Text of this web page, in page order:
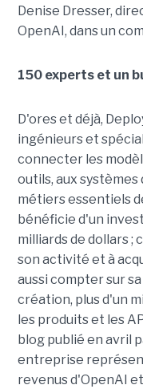
Denise Dresser,
OpenAI, dans un
150 experts et un
D'ores et déjà,
ingénieurs et
connecter les
outils, aux
métiers essentiels
bénéficie d'un
milliards de dollars
son activité et à
aussi compter sur
création, plus d'un
les produits et les
blog publié en avril
entreprise
revenus d'OpenAI